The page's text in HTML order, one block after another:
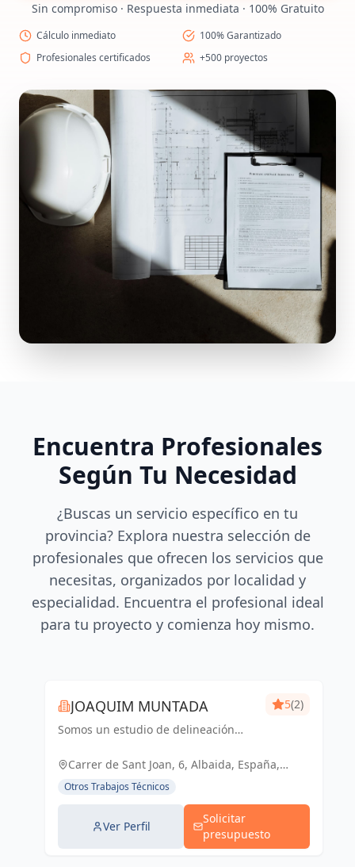
Sin compromiso · Respuesta inmediata · 100% Gratuito
Cálculo inmediato
100% Garantizado
Profesionales certificados
+500 proyectos
Encuentra Profesionales
Según Tu Necesidad
¿Buscas un servicio específico en tu
provincia? Explora nuestra selección de
profesionales que ofrecen los servicios que
necesitas, organizados por localidad y
especialidad. Encuentra el profesional ideal
para tu proyecto y comienza hoy mismo.
JOAQUIM MUNTADA
Somos un estudio de delineación
básicos, de ejecución, licencias de
industrial, diseño 3D de p...
5(2)
Carrer de Sant Joan, 6, Albaida, España,
España
Otros Trabajos Técnicos
Ver Perfil
Solicitar
presupuesto